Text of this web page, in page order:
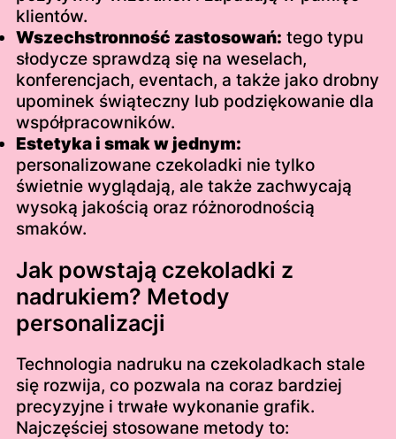
klientów.
Wszechstronność zastosowań: tego typu
słodycze sprawdzą się na weselach,
konferencjach, eventach, a także jako drobny
upominek świąteczny lub podziękowanie dla
współpracowników.
Estetyka i smak w jednym:
personalizowane czekoladki nie tylko
świetnie wyglądają, ale także zachwycają
wysoką jakością oraz różnorodnością
smaków.
Jak powstają czekoladki z
nadrukiem? Metody
personalizacji
Technologia nadruku na czekoladkach stale
się rozwija, co pozwala na coraz bardziej
precyzyjne i trwałe wykonanie grafik.
Najczęściej stosowane metody to: